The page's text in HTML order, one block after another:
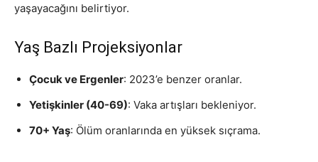
yaşayacağını belirtiyor.
Yaş Bazlı Projeksiyonlar
Çocuk ve Ergenler: 2023’e benzer oranlar.
Yetişkinler (40-69): Vaka artışları bekleniyor.
70+ Yaş: Ölüm oranlarında en yüksek sıçrama.